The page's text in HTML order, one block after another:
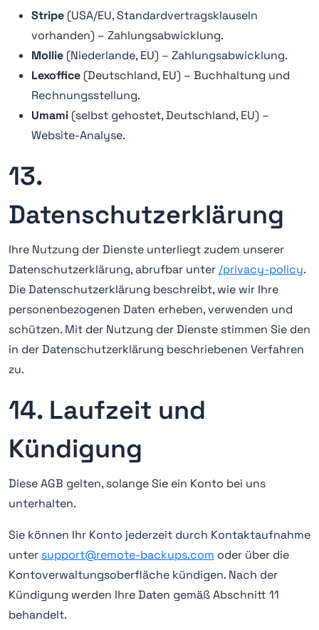
Stripe (USA/EU, Standardvertragsklauseln
vorhanden) – Zahlungsabwicklung.
Mollie (Niederlande, EU) – Zahlungsabwicklung.
Lexoffice (Deutschland, EU) – Buchhaltung und
Rechnungsstellung.
Umami (selbst gehostet, Deutschland, EU) –
Website-Analyse.
13.
Datenschutzerklärung
Ihre Nutzung der Dienste unterliegt zudem unserer
Datenschutzerklärung, abrufbar unter /privacy-policy.
Die Datenschutzerklärung beschreibt, wie wir Ihre
personenbezogenen Daten erheben, verwenden und
schützen. Mit der Nutzung der Dienste stimmen Sie den
in der Datenschutzerklärung beschriebenen Verfahren
zu.
14. Laufzeit und
Kündigung
Diese AGB gelten, solange Sie ein Konto bei uns
unterhalten.
Sie können Ihr Konto jederzeit durch Kontaktaufnahme
unter support@remote-backups.com oder über die
Kontoverwaltungsoberfläche kündigen. Nach der
Kündigung werden Ihre Daten gemäß Abschnitt 11
behandelt.